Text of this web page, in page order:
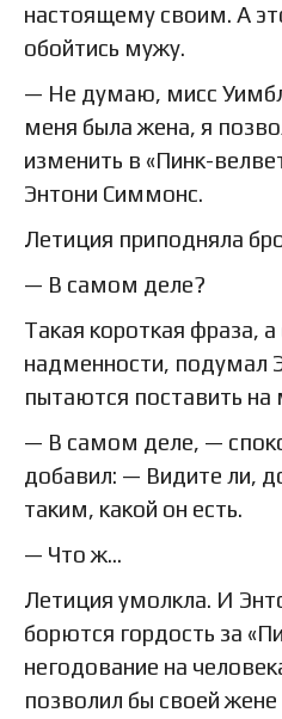
настоящему своим. А
обойтись мужу.
— Не думаю, мисс
меня была жена, я
изменить в «Пинк-
Энтони Симмонс.
Летиция приподняла
— В самом деле?
Такая короткая фраза, а
надменности, подумал
пытаются поставить на
— В самом деле, —
добавил: — Видите ли,
таким, какой он есть.
— Что ж…
Летиция умолкла. И
борются гордость за
негодование на
позволил бы своей жене